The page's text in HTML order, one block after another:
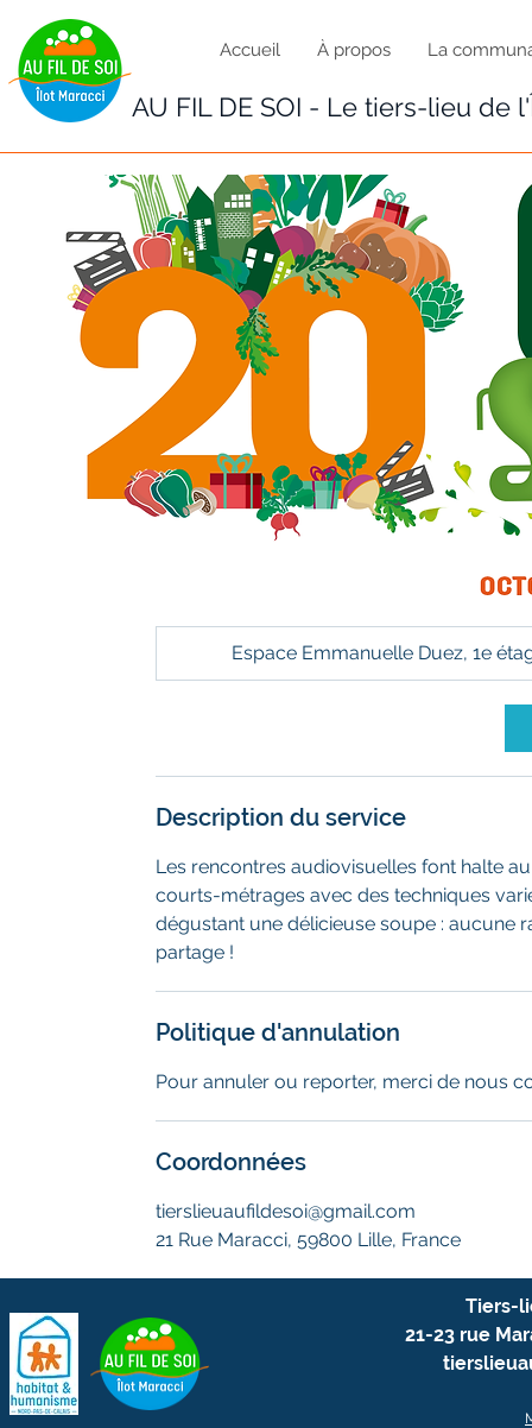
Accueil À propos La
AU FIL DE SOI - Le tiers-lieu de
Espace Emmanuelle Duez, 1e
Description du service
Les rencontres audiovisuelles font halte
courts-métrages avec des techniques
dégustant une délicieuse soupe : aucune
partage !
Politique d'annulation
Pour annuler ou reporter, merci de nous
Coordonnées
tierslieuaufildesoi@gmail.com
21 Rue Maracci, 59800 Lille, France
Tiers-
21-23 rue